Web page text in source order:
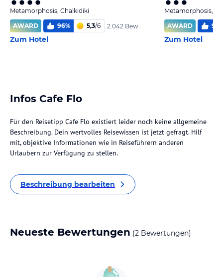
Metamorphosis, Chalkidiki
AWARD
96% 5,3/6 2.042 Bew.
Zum Hotel
Metamorphosis,
AWARD
98
Zum Hotel
Infos Cafe Flo
Für den Reisetipp Cafe Flo existiert leider noch keine allgemeine
Beschreibung. Dein wertvolles Reisewissen ist jetzt gefragt. Hilf
mit, objektive Informationen wie in Reiseführern anderen
Urlaubern zur Verfügung zu stellen.
Beschreibung bearbeiten
Neueste Bewertungen (2 Bewertungen)